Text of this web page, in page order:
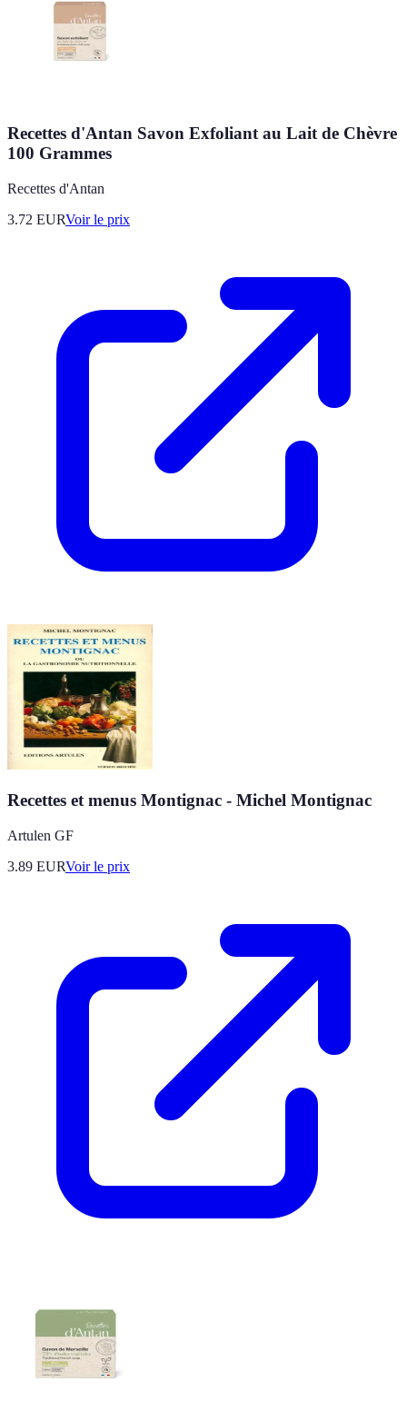
Recettes d'Antan Savon Exfoliant au Lait de Chèvre
100 Grammes
Recettes d'Antan
3.72 EURVoir le prix
Recettes et menus Montignac - Michel Montignac
Artulen GF
3.89 EURVoir le prix